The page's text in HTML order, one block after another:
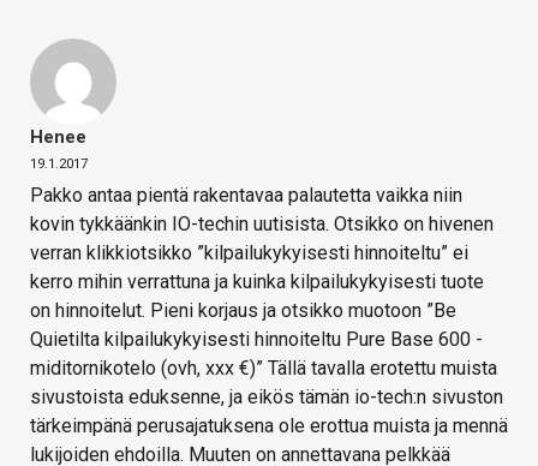
Henee
19.1.2017
Pakko antaa pientä rakentavaa palautetta vaikka niin
kovin tykkäänkin IO-techin uutisista. Otsikko on hivenen
verran klikkiotsikko ”kilpailukykyisesti hinnoiteltu” ei
kerro mihin verrattuna ja kuinka kilpailukykyisesti tuote
on hinnoitelut. Pieni korjaus ja otsikko muotoon ”Be
Quietilta kilpailukykyisesti hinnoiteltu Pure Base 600 -
miditornikotelo (ovh, xxx €)” Tällä tavalla erotettu muista
sivustoista eduksenne, ja eikös tämän io-tech:n sivuston
tärkeimpänä perusajatuksena ole erottua muista ja mennä
lukijoiden ehdoilla. Muuten on annettavana pelkkää